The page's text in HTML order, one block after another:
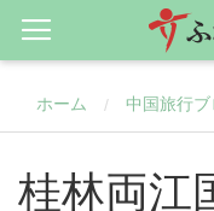
ホーム / 中国旅行ブ
桂林両江